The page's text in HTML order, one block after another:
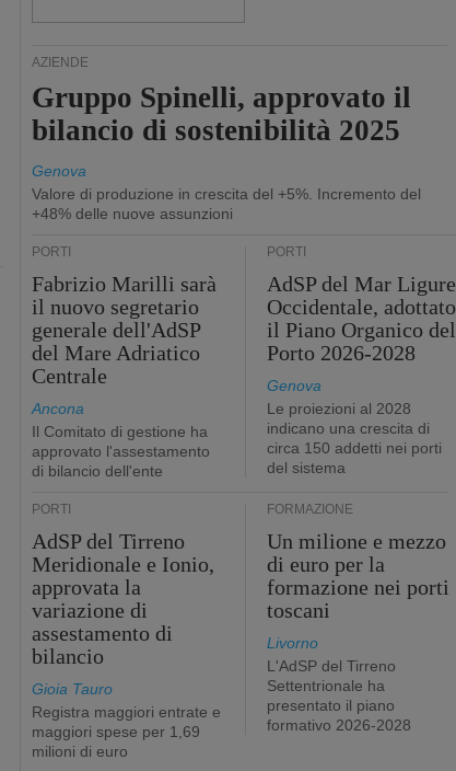
AZIENDE
Gruppo Spinelli, approvato il
bilancio di sostenibilità 2025
Genova
Valore di produzione in crescita del +5%. Incremento del
+48% delle nuove assunzioni
PORTI
Fabrizio Marilli sarà
il nuovo segretario
generale dell'AdSP
del Mare Adriatico
Centrale
Ancona
Il Comitato di gestione ha
approvato l'assestamento
di bilancio dell'ente
PORTI
AdSP del Mar Ligure
Occidentale, adottato
il Piano Organico del
Porto 2026-2028
Genova
Le proiezioni al 2028
indicano una crescita di
circa 150 addetti nei porti
del sistema
PORTI
AdSP del Tirreno
Meridionale e Ionio,
approvata la
variazione di
assestamento di
bilancio
Gioia Tauro
Registra maggiori entrate e
maggiori spese per 1,69
milioni di euro
FORMAZIONE
Un milione e mezzo
di euro per la
formazione nei porti
toscani
Livorno
L'AdSP del Tirreno
Settentrionale ha
presentato il piano
formativo 2026-2028